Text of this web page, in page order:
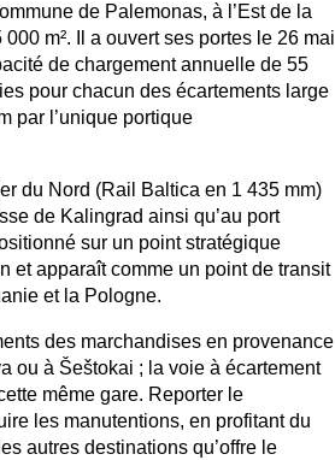
de Palemonas, à l’Est de la
m². Il a ouvert ses portes le 26 mai
de chargement annuelle de 55
pour chacun des écartements large
par l’unique portique
du Nord (Rail Baltica en 1 435 mm)
de Kalingrad ainsi qu’au port
sur un point stratégique
et apparaît comme un point de transit
et la Pologne.
des marchandises en provenance
ou à Šeštokai ; la voie à écartement
même gare. Reporter le
les manutentions, en profitant du
autres destinations qu’offre le